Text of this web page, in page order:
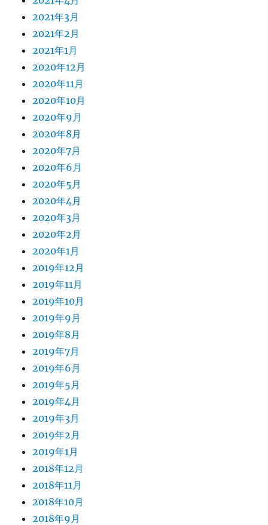
2021年3月
2021年2月
2021年1月
2020年12月
2020年11月
2020年10月
2020年9月
2020年8月
2020年7月
2020年6月
2020年5月
2020年4月
2020年3月
2020年2月
2020年1月
2019年12月
2019年11月
2019年10月
2019年9月
2019年8月
2019年7月
2019年6月
2019年5月
2019年4月
2019年3月
2019年2月
2019年1月
2018年12月
2018年11月
2018年10月
2018年9月